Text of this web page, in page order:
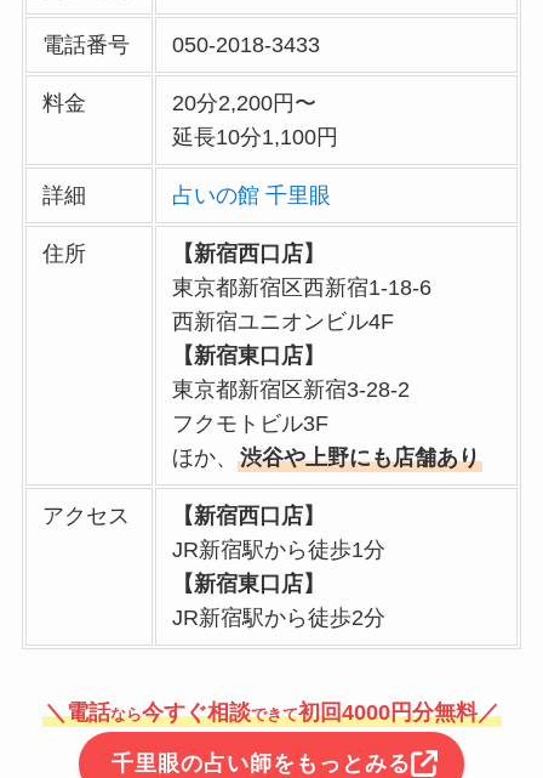
電話番号 050-2018-3433
料金
20分2,200円〜
延長10分1,100円
詳細 占いの館 千里眼
住所
【新宿西口店】
東京都新宿区西新宿1-18-6
西新宿ユニオンビル4F
【新宿東口店】
東京都新宿区新宿3-28-2
フクモトビル3F
ほか、渋谷や上野にも店舗あり
アクセス
【新宿西口店】
JR新宿駅から徒歩1分
【新宿東口店】
JR新宿駅から徒歩2分
＼電話なら今すぐ相談できて初回4000円分無料／
千里眼の占い師をもっとみる